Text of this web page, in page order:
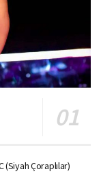
(Siyah Çoraplılar)